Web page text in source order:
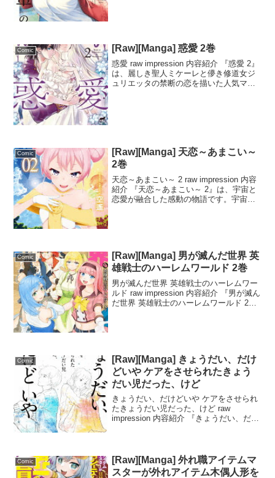
Comic [Raw][Manga] 惑愛 2巻
惑愛 raw impression 内容紹介 『惑愛 2』
は、麗しき聖人ミケーレと儚き修道女ジ
ュリエッタの禁断の恋を描いた人気マン
Comic
[Raw][Manga] 天恋～あまこい～
2巻
天恋～あまこい～ 2 raw impression 内容
紹介 『天恋～あまこい～ 2』は、宇宙と
恋愛が融合した感動の物語です。宇宙を
Comic
[Raw][Manga] 男が滅んだ世界 英
雄戦士のハーレムワールド 2巻
男が滅んだ世界 英雄戦士のハーレムワー
ルド raw impression 内容紹介 『男が滅ん
だ世界 英雄戦士のハーレムワールド 2』
Comic
[Raw][Manga] きょうだい、だけ
どいや ケアをさせられたきょう
だい児だった、けど
きょうだい、だけどいや ケアをさせられ
たきょうだい児だった、けど raw
impression 内容紹介 『きょうだい、だけ
し、家族の...
Comic
[Raw][Manga] 外れ職アイテムマ
スターが外れアイテム木偶人形を